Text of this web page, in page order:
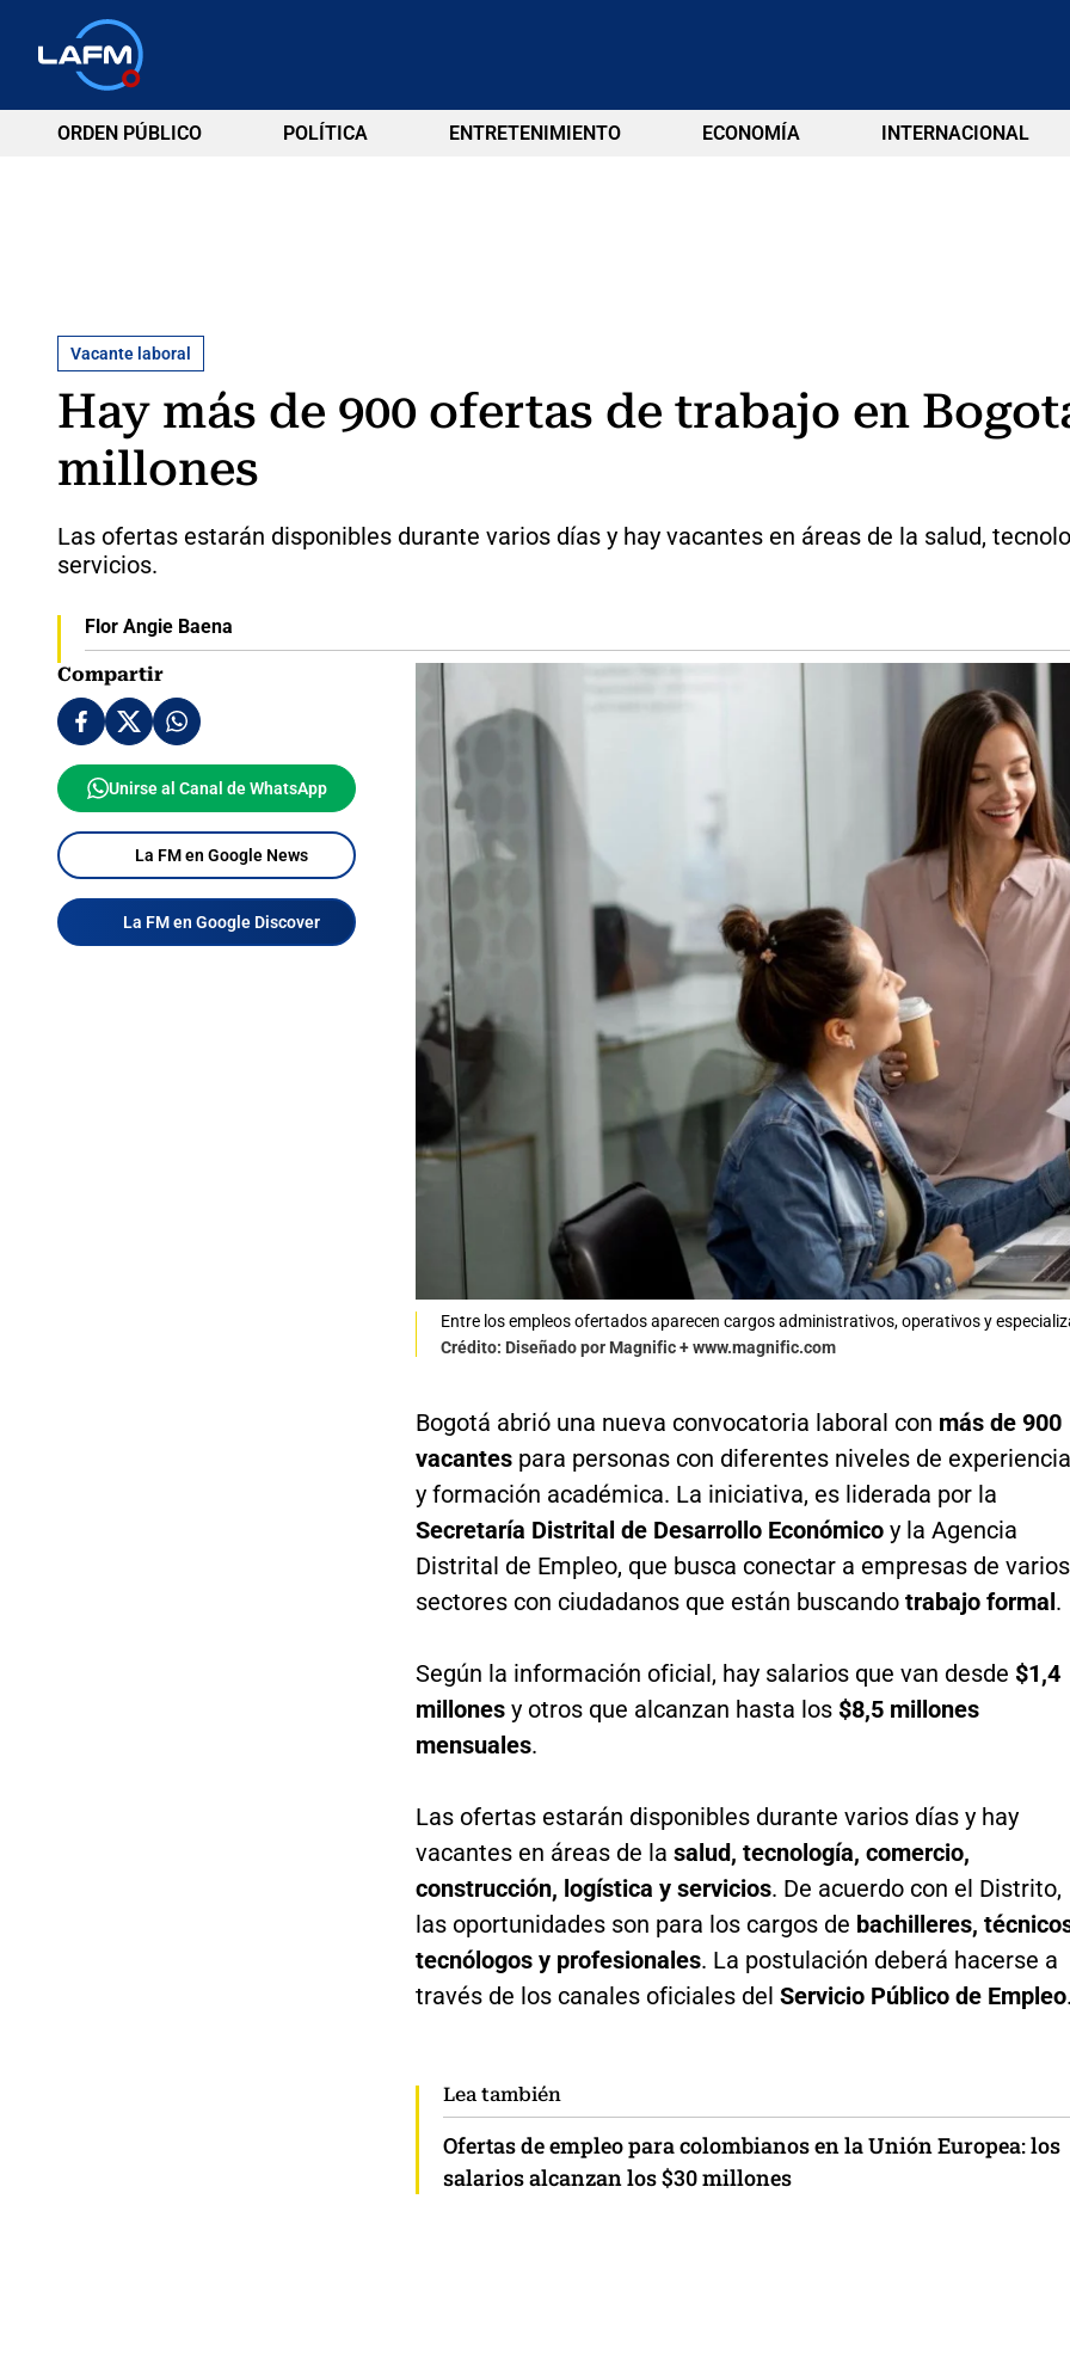
ORDEN PÚBLICO POLÍTICA ENTRETENIMIENTO ECONOMÍA INTERNACIONAL
Vacante laboral
Hay más de 900 ofertas de trabajo en
millones
Las ofertas estarán disponibles durante varios días y hay vacantes en áreas de la salud,
servicios.
Flor Angie Baena
Compartir
Unirse al Canal de WhatsApp
La FM en Google News
La FM en Google Discover
Entre los empleos ofertados aparecen cargos administrativos, operativos y
Crédito: Diseñado por Magnific + www.magnific.com
Bogotá abrió una nueva convocatoria laboral con más de 900
vacantespara personas con diferentes niveles de experiencia
y formación académica. La iniciativa, es liderada por la
Secretaría Distrital de Desarrollo Económicoy la Agencia
Distrital de Empleo, que busca conectar a empresas de varios
sectores con ciudadanos que están buscando trabajo formal.
Según la información oficial, hay salarios que van desde $1,4
millonesy otros que alcanzan hasta los $8,5 millones
mensuales.
Las ofertas estarán disponibles durante varios días y hay
vacantes en áreas de la salud, tecnología, comercio,
construcción, logística y servicios. De acuerdo con el Distrito,
las oportunidades son para los cargos de bachilleres,
tecnólogos y profesionales. La postulación deberá hacerse a
través de los canales oficiales del Servicio Público de Empleo
Lea también
Ofertas de empleo para colombianos en la Unión Europea: los
salarios alcanzan los $30 millones